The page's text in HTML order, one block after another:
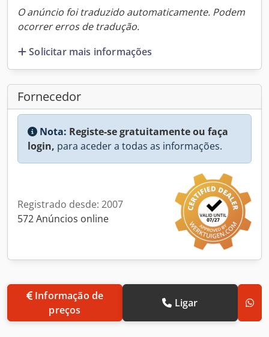
O anúncio foi traduzido automaticamente. Podem
ocorrer erros de tradução.
Solicitar mais informações
Fornecedor
Nota: Registe-se gratuitamente ou faça
login, para aceder a todas as informações.
Registrado desde: 2007
572 Anúncios online
Informação de
preços
Ligar